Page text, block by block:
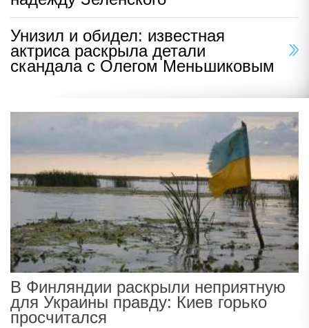
Унизил и обидел: известная
актриса раскрыла детали
скандала с Олегом Меньшиковым
В Финляндии раскрыли неприятную
для Украины правду: Киев горько
просчитался